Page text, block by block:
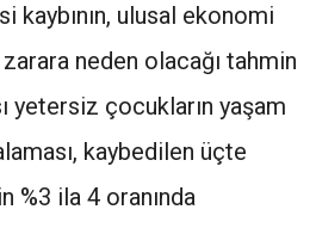
kaybının, ulusal ekonomi
neden olacağı tahmin
yetersiz çocukların yaşam
kaybedilen üçte
%3 ila 4 oranında